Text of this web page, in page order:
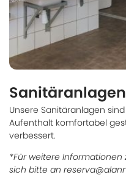
Sanitäranlagen
Unsere Sanitäranlagen
Aufenthalt komfortabel
verbessert.
*Für weitere Informationen
sich bitte an